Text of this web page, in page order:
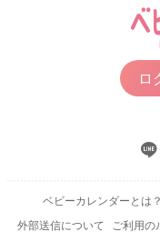
ロ
ベビーカレンダーとは？
外部送信について
ご利用の